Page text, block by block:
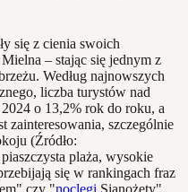
się z cienia swoich
– stając się jednym z
Według najnowszych
liczba turystów nad
o 13,2% rok do roku, a
zainteresowania, szczególnie
(Źródło:
plaża, wysokie
się w rankingach fraz